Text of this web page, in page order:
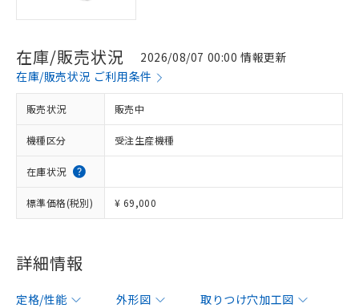
在庫/販売状況
2026/08/07 00:00 情報更新
在庫/販売状況 ご利用条件
販売状況 販売中
機種区分 受注生産機種
在庫状況
標準価格(税別) ¥ 69,000
詳細情報
定格/性能 外形図
取りつけ穴加工図